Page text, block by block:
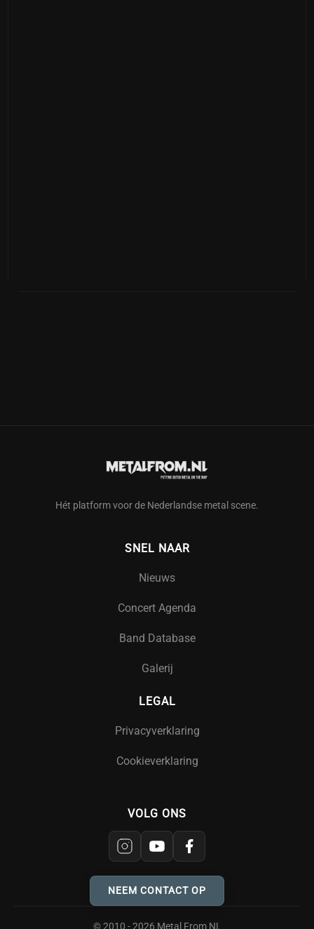
Hét platform voor de Nederlandse metal scene.
SNEL NAAR
Nieuws
Concert Agenda
Band Database
Galerij
LEGAL
Privacyverklaring
Cookieverklaring
VOLG ONS
NEEM CONTACT OP
© 2010 - 2026 Metal From NL